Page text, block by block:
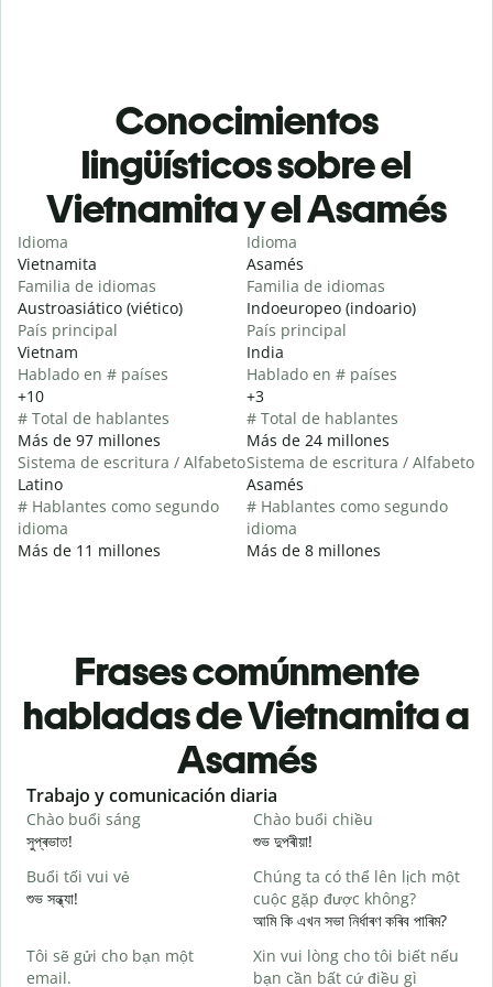
Conocimientos
lingüísticos sobre el
Vietnamita y el Asamés
Idioma
Vietnamita
Familia de idiomas
Austroasiático (viético)
País principal
Vietnam
Hablado en # países
+10
# Total de hablantes
Más de 97 millones
Sistema de escritura / Alfabeto
Latino
# Hablantes como segundo
idioma
Más de 11 millones
Idioma
Asamés
Familia de idiomas
Indoeuropeo (indoario)
País principal
India
Hablado en # países
+3
# Total de hablantes
Más de 24 millones
Sistema de escritura / Alfabeto
Asamés
# Hablantes como segundo
idioma
Más de 8 millones
Frases comúnmente
habladas de Vietnamita a
Asamés
Slide 1 of 6
Trabajo y comunicación diaria
Chào buổi sáng
সুপ্ৰভাত!
Chào buổi chiều
শুভ দুপৰীয়া!
Buổi tối vui vẻ
শুভ সন্ধ্যা!
Chúng ta có thể lên lịch một
cuộc gặp được không?
আমি কি এখন সভা নিৰ্ধাৰণ কৰিব পাৰিম?
Tôi sẽ gửi cho bạn một
email.
Xin vui lòng cho tôi biết nếu
bạn cần bất cứ điều gì